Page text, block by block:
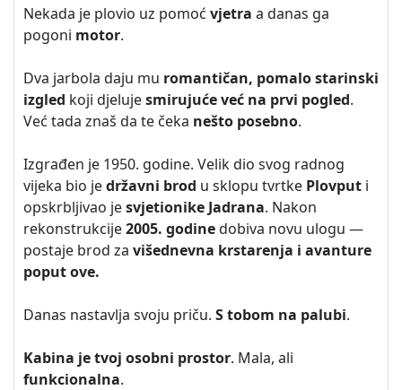
Nekada je plovio uz pomoć vjetra a danas ga
pogoni motor.
Dva jarbola daju mu romantičan, pomalo starinski
izgled koji djelujesmirujuće već na prvi pogled.
Već tada znaš da te čeka nešto posebno.
Izgrađen je 1950. godine. Velik dio svog radnog
vijeka bio jedržavni brod u sklopu tvrtke Plovput i
opskrbljivao jesvjetionike Jadrana. Nakon
rekonstrukcije2005. godinedobiva novu ulogu —
postaje brod za višednevna krstarenja i avanture
poput ove.
Danas nastavlja svoju priču. S tobom na palubi.
Kabina je tvoj osobni prostor. Mala, ali
funkcionalna.